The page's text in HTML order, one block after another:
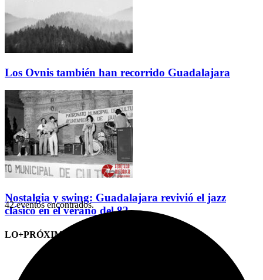
Los Ovnis también han recorrido Guadalajara
Nostalgia y swing: Guadalajara revivió el jazz
clásico en el verano del 82
LO+PRÓXIMO (CITAS)
42 eventos encontrados.